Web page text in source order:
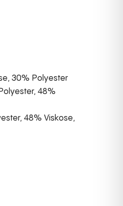
30% Polyester
48%
48% Viskose,